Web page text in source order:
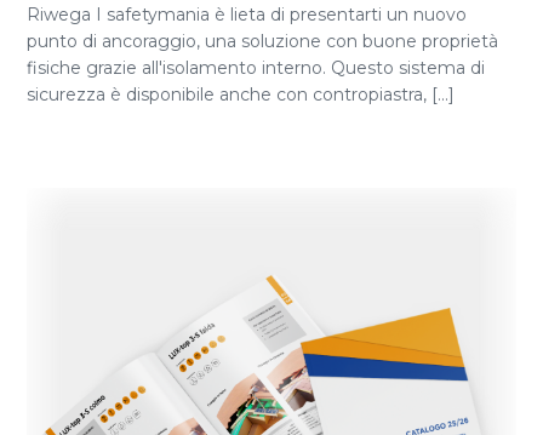
Riwega I safetymania è lieta di presentarti un nuovo
punto di ancoraggio, una soluzione con buone proprietà
fisiche grazie all'isolamento interno. Questo sistema di
sicurezza è disponibile anche con contropiastra, [...]